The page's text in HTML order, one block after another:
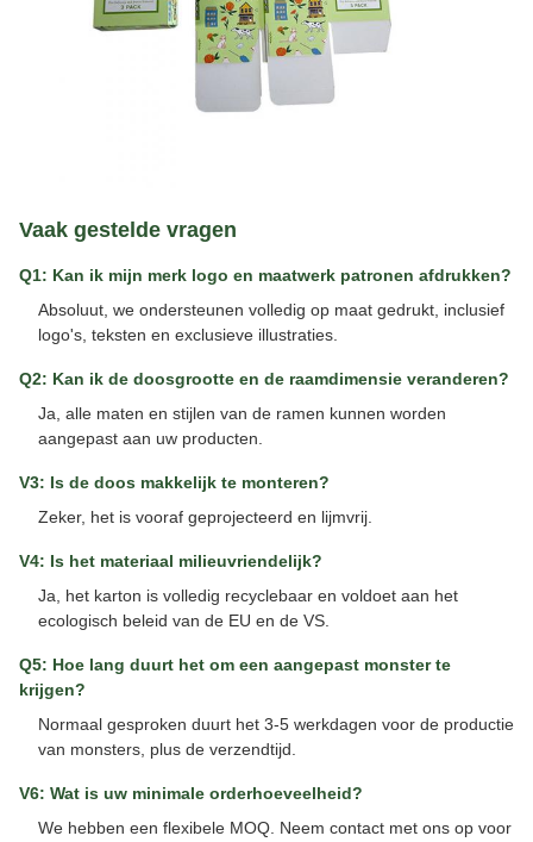
Vaak gestelde vragen
Q1: Kan ik mijn merk logo en maatwerk patronen afdrukken?
Absoluut, we ondersteunen volledig op maat gedrukt, inclusief
logo's, teksten en exclusieve illustraties.
Q2: Kan ik de doosgrootte en de raamdimensie veranderen?
Ja, alle maten en stijlen van de ramen kunnen worden
aangepast aan uw producten.
V3: Is de doos makkelijk te monteren?
Zeker, het is vooraf geprojecteerd en lijmvrij.
V4: Is het materiaal milieuvriendelijk?
Ja, het karton is volledig recyclebaar en voldoet aan het
ecologisch beleid van de EU en de VS.
Q5: Hoe lang duurt het om een aangepast monster te
krijgen?
Normaal gesproken duurt het 3-5 werkdagen voor de productie
van monsters, plus de verzendtijd.
V6: Wat is uw minimale orderhoeveelheid?
We hebben een flexibele MOQ. Neem contact met ons op voor